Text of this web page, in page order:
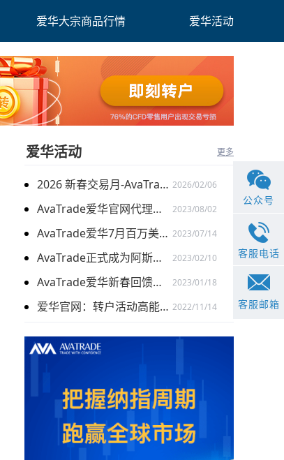
爱华大宗商品行情 爱华活动
爱华活动 更多
2026 新春交易月-AvaTrade爱华与您共启财富旅程 2026/02/06
AvaTrade爱华官网代理激励计划再升级：百万奖金限时加赠 2023/08/02
AvaTrade爱华7月百万美金代理扶持计划 火爆开启 2023/07/14
AvaTrade正式成为阿斯顿马丁F1车队官方合作伙伴 2023/02/10
AvaTrade爱华新春回馈季，多重礼遇迎兔年开门红 2023/01/18
爱华官网：转户活动高能开启 与新客限时搭配 2022/11/14
公众号
客服电话
客服邮箱